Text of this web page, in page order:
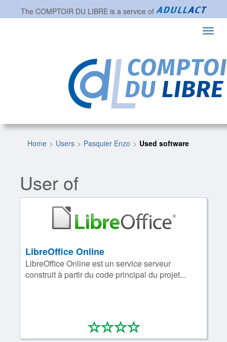
The COMPTOIR DU LIBREis a service of
Home Users Pasquier Enzo Used software
User of
LibreOffice Online
LibreOffice Online est un service serveur
construit à partir du code principal du projet...
****
0/4